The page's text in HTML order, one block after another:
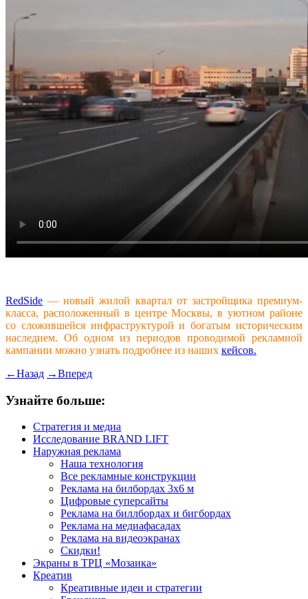
RedSide — новый жилой квартал от застройщика премиум-
класса, расположенный в центре Москвы, в уютном районе
со сложившейся инфраструктурой и богатым историческим
наследием. Об одном из периодов проводимой рекламной
кампании можно узнать подробнее из наших кейсов.
←Назад →Вперед
Узнайте больше:
Стратегия и медиа
Исследование BRAND LIFT
Наружная реклама
Наша технология
Все рекламные конструкции
Реклама на билбордах 3х6 м
Цифровые суперсайты
Реклама на биллбордах и бигбордах
Реклама на медиафасадах
Реклама на видеоэкранах
Скидки!
Экраны в ТРЦ «Мозаика»
Креатив
Креативные идеи и стратегии